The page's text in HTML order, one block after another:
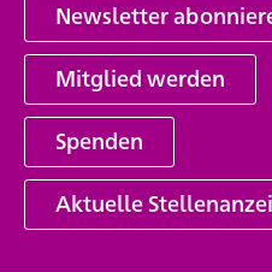
Newsletter
Mitglied werden
Spenden
Aktuelle